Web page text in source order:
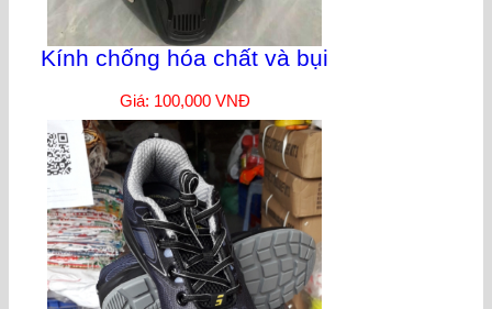
Kính chống hóa chất và bụi
Giá: 100,000 VNĐ